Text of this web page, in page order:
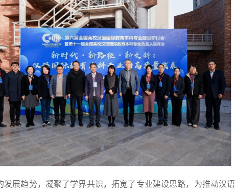
展趋势，凝聚了学界共识，拓宽了专业建设思路，为推动汉